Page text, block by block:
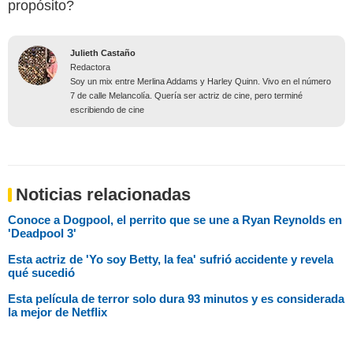
propósito?
Julieth Castaño
Redactora
Soy un mix entre Merlina Addams y Harley Quinn. Vivo en el número
7 de calle Melancolía. Quería ser actriz de cine, pero terminé
escribiendo de cine
Noticias relacionadas
Conoce a Dogpool, el perrito que se une a Ryan Reynolds en
'Deadpool 3'
Esta actriz de 'Yo soy Betty, la fea' sufrió accidente y revela
qué sucedió
Esta película de terror solo dura 93 minutos y es considerada
la mejor de Netflix